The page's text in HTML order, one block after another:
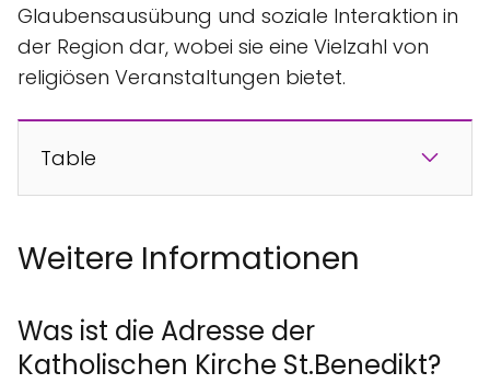
Glaubensausübung und soziale Interaktion in
der Region dar, wobei sie eine Vielzahl von
religiösen Veranstaltungen bietet.
Table
Weitere Informationen
Was ist die Adresse der
Katholischen Kirche St.Benedikt?